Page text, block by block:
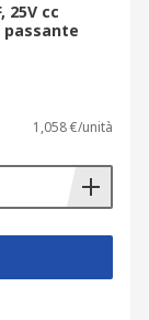
25V cc
passante
1,058 €/unità